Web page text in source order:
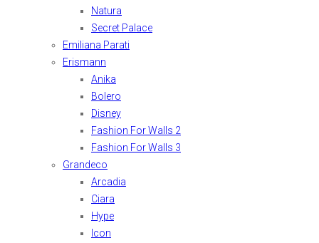
Natura
Secret Palace
Emiliana Parati
Erismann
Anika
Bolero
Disney
Fashion For Walls 2
Fashion For Walls 3
Grandeco
Arcadia
Ciara
Hype
Icon